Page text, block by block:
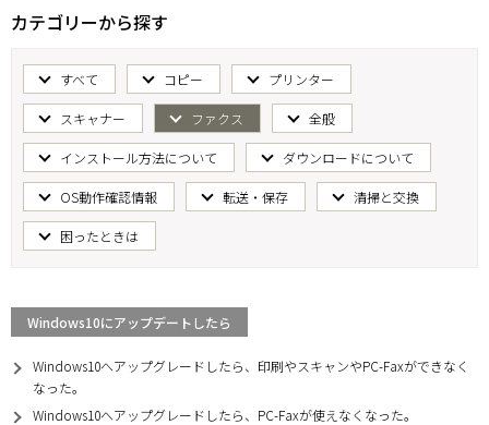
カテゴリーから探す
すべて コピー プリンター
スキャナー ファクス 全般
インストール方法について ダウンロードについて
OS動作確認情報 転送・保存 清掃と交換
困ったときは
Windows10にアップデートしたら
Windows10へアップグレードしたら、印刷やスキャンやPC-Faxができなく
なった。
Windows10へアップグレードしたら、PC-Faxが使えなくなった。